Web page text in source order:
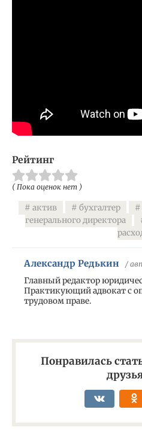
Рейтинг
( Пока оценок нет )
актив бухгалтер
генерального директора
Александр Редькин /
Главный редактор
Практикующий адвокат с
трудовом праве.
Понравилась